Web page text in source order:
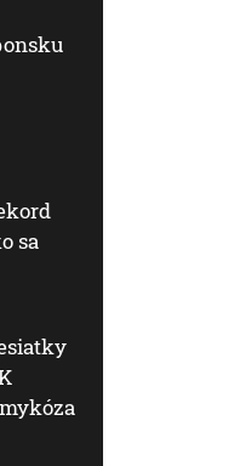
sa